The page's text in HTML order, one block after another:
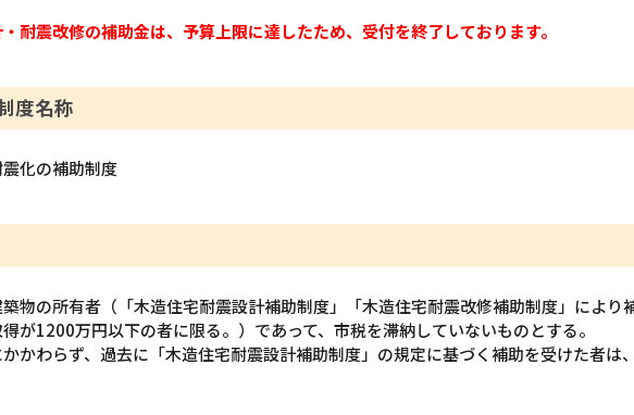
耐震改修の補助金は、予算上限に達したため、受付を終了しております。
度名称
化の補助制度
物の所有者（「木造住宅耐震設計補助制度」「木造住宅耐震改修補助制度」により
が1200万円以下の者に限る。）であって、市税を滞納していないものとする。
かかわらず、過去に「木造住宅耐震設計補助制度」の規定に基づく補助を受けた者は